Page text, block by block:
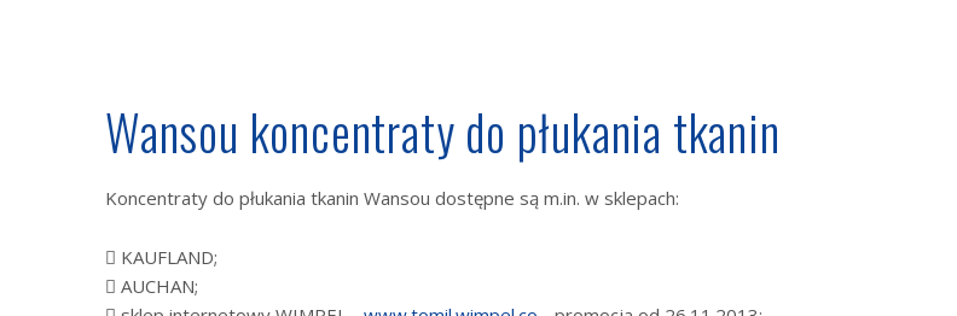
Wansou koncentraty do płukania tkanin
Koncentraty do płukania tkanin Wansou dostępne są m.in. w sklepach:
 KAUFLAND;
 AUCHAN;